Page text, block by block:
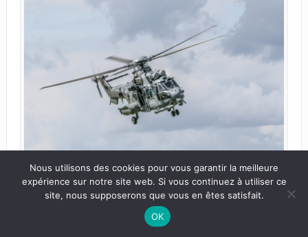
Eurocopter EC-725 Caracal
Nous utilisons des cookies pour vous garantir la meilleure
expérience sur notre site web. Si vous continuez à utiliser ce
site, nous supposerons que vous en êtes satisfait.
OK